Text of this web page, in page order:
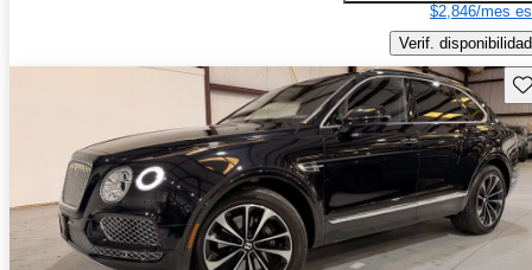
$2,846/mes
Verif. disponibilidad